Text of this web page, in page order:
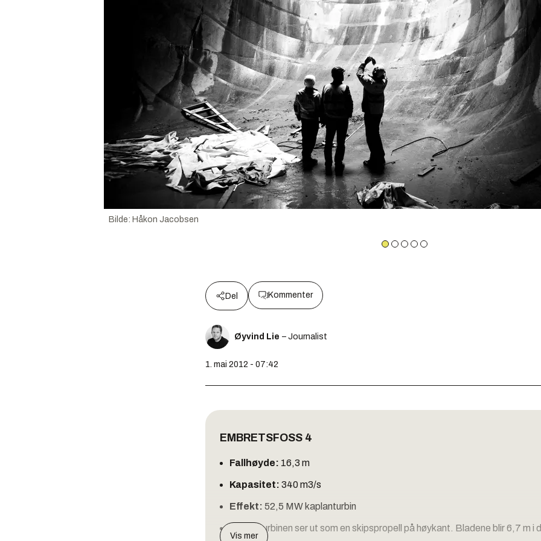
Bilde: Håkon Jacobsen
Del Kommenter
Øyvind Lie – Journalist
1. mai 2012 - 07:42
EMBRETSFOSS 4
Fallhøyde: 16,3 m
Kapasitet: 340 m3/s
Effekt: 52,5 MW kaplanturbin
Kaplanturbinen ser ut som en skipspropell på høykant. Bladene blir 6,7 m i
Vis mer